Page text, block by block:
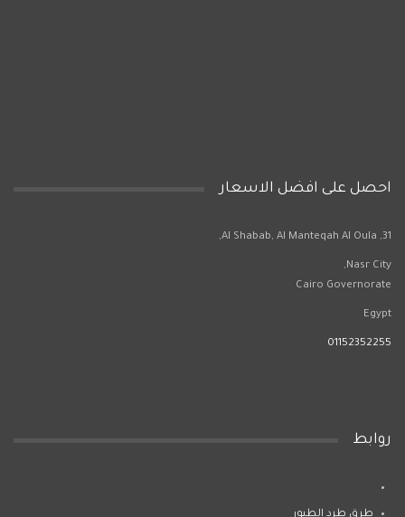
احصل على افضل الاسعار
31, Al Shabab, Al Manteqah Al Oula,
Nasr City,
Cairo Governorate
Egypt
01152352255
روابط